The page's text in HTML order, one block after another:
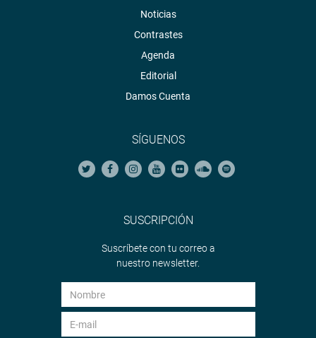
Noticias
Contrastes
Agenda
Editorial
Damos Cuenta
SÍGUENOS
SUSCRIPCIÓN
Suscríbete con tu correo a
nuestro newsletter.